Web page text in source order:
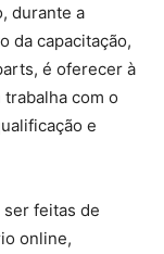
durante a
da capacitação,
é oferecer à
com o
e
feitas de
online,